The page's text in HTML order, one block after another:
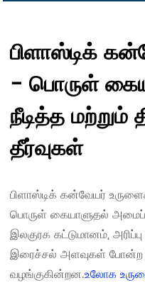
பிளாஸ்டிக்
- பொருள்
நீடித்த
தீர்வுகள்
பிளாஸ்டிக் கன்வேயர்
பொருள் கையாளுதல்
இலகுரக கட்டுமானம்,
இரைச்சல் அளவுகள்
வழங்குகின்றன.உலோக